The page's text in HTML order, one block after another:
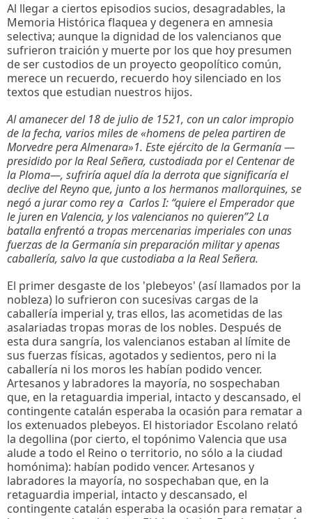
Al llegar a ciertos episodios sucios, desagradables, la
Memoria Histórica flaquea y degenera en amnesia
selectiva; aunque la dignidad de los valencianos que
sufrieron traición y muerte por los que hoy presumen
de ser custodios de un proyecto geopolítico común,
merece un recuerdo, recuerdo hoy silenciado en los
textos que estudian nuestros hijos.
Al amanecer del 18 de julio de 1521, con un calor impropio
de la fecha, varios miles de «homens de pelea partiren de
Morvedre pera Almenara»1. Este ejército de la Germanía —
presidido por la Real Señera, custodiada por el Centenar de
la Ploma—, sufriría aquel día la derrota que significaría el
declive del Reyno que, junto a los hermanos mallorquines, se
negó a jurar como rey a Carlos I: “quiere el Emperador que
le juren en Valencia, y los valencianos no quieren”2La
batalla enfrentó a tropas mercenarias imperiales con unas
fuerzas de la Germanía sin preparación militar y apenas
caballería, salvo la que custodiaba a la Real Señera.
El primer desgaste de los 'plebeyos' (así llamados por la
nobleza) lo sufrieron con sucesivas cargas de la
caballería imperial y, tras ellos, las acometidas de las
asalariadas tropas moras de los nobles. Después de
esta dura sangría, los valencianos estaban al límite de
sus fuerzas físicas, agotados y sedientos, pero ni la
caballería ni los moros les habían podido vencer.
Artesanos y labradores la mayoría, no sospechaban
que, en la retaguardia imperial, intacto y descansado, el
contingente catalán esperaba la ocasión para rematar a
los extenuados plebeyos. El historiador Escolano relató
la degollina (por cierto, el topónimo Valencia que usa
alude a todo el Reino o territorio, no sólo a la ciudad
homónima): habían podido vencer. Artesanos y
labradores la mayoría, no sospechaban que, en la
retaguardia imperial, intacto y descansado, el
contingente catalán esperaba la ocasión para rematar a